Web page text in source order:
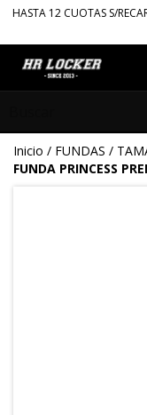
HASTA 12 CUOTAS S/
Inicio / FUNDAS /
FUNDA PRINCESS